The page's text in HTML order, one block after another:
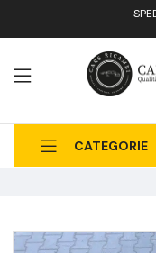
CATEGORIE